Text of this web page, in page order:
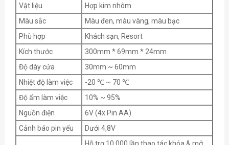
Vật liệu
Hợp kim nhôm
Màu sắc
Màu đen, màu vàng, màu bạc
Phù hợp
Khách sạn, Resort
Kích thước
300mm * 69mm * 24mm
Độ dày cửa
30mm ~ 60mm
Nhiệt độ làm việc
-20 ℃ ~ 70 ℃
Độ ẩm làm việc
10% ~ 95%
Nguồn điện
6V (4x Pin AA)
Cảnh báo pin yếu
Dưới 4,8V